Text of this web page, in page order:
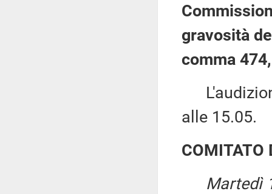
gravosità
comma
alle 15.05.
COMITATO
Martedì